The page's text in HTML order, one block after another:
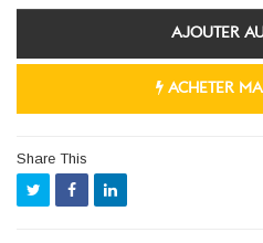
AJOUTER
ACHETER
Share This